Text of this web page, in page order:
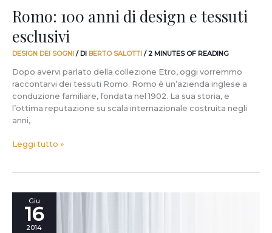
Romo: 100 anni di design e tessuti
esclusivi
DESIGN DEI SOGNI / DI BERTO SALOTTI /2 MINUTES OF READING
Dopo avervi parlato della collezione Etro, oggi vorremmo
raccontarvi dei tessuti Romo. Romo è un’azienda inglese a
conduzione familiare, fondata nel 1902. La sua storia, e
l’ottima reputazione su scala internazionale costruita negli
anni,
Leggi tutto »
Giu
16
2014
Naturalmente
elegante,
fresco